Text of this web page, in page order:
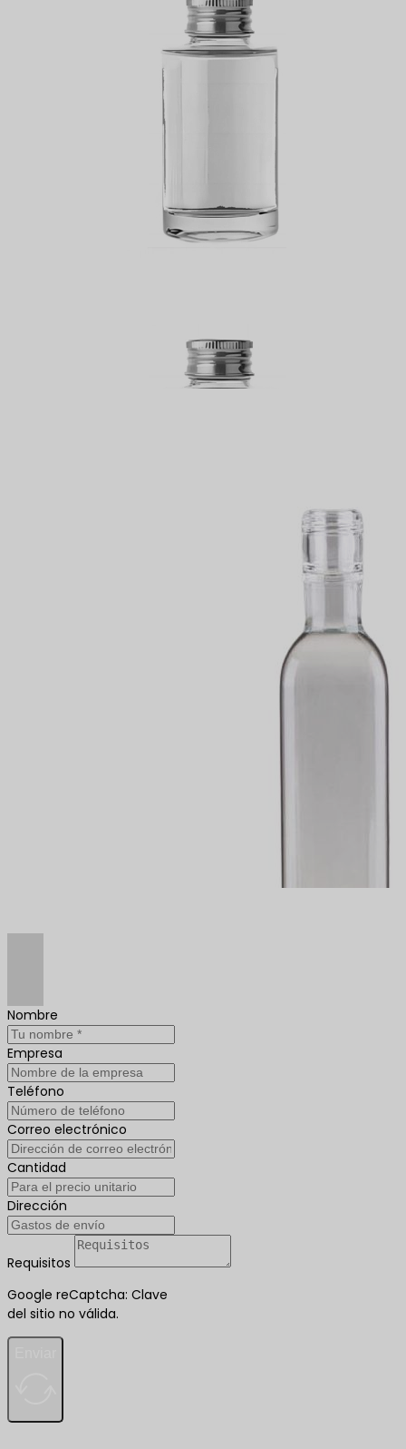
Nombre
Empresa
Teléfono
Correo electrónico
Cantidad
Dirección
Requisitos
Google reCaptcha: Clave
del sitio no válida.